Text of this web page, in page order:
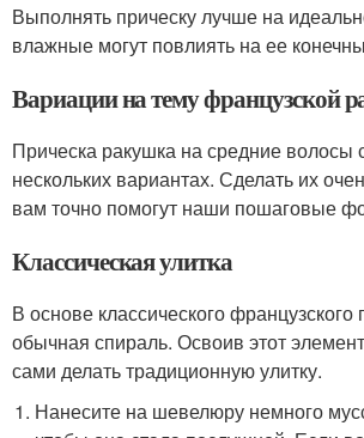
Выполнять прическу лучше на
влажные могут повлиять на ее
Вариации на тему французской
Прическа ракушка на средние волосы
нескольких вариантах. Сделать их
вам точно помогут наши пошаговые
Классическая улитка
В основе классического французского
обычная спираль. Освоив этот
сами делать традиционную улитку.
Нанесите на шевелюру немного